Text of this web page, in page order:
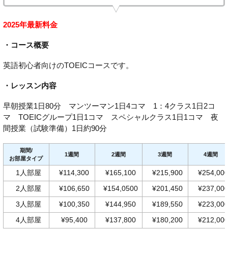
2025年最新料金
・コース概要
英語初心者向けのTOEICコースです。
・レッスン内容
早朝授業1日80分 マンツーマン1日4コマ 1：4クラス1日2コ
マ TOEICグループ1日1コマ スペシャルクラス1日1コマ 夜
間授業（試験準備）1日約90分
期間/
お部屋タイプ
1週間 2週間 3週間 4週間
1人部屋 ¥114,300 ¥165,100 ¥215,900 ¥254,000
2人部屋 ¥106,650 ¥154,0500 ¥201,450 ¥237,000
3人部屋 ¥100,350 ¥144,950 ¥189,550 ¥223,000
4人部屋 ¥95,400 ¥137,800 ¥180,200 ¥212,000